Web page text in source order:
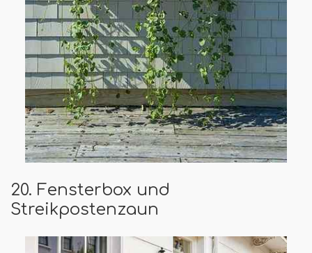
20. Fensterbox und
Streikpostenzaun